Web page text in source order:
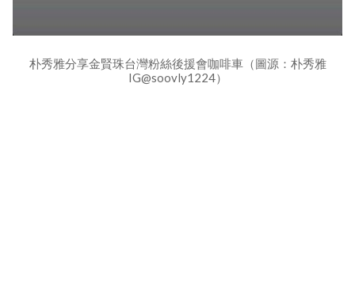
朴秀雅分享金賢珠台灣粉絲後援會咖啡車（圖源：朴秀雅
IG@soovly1224）